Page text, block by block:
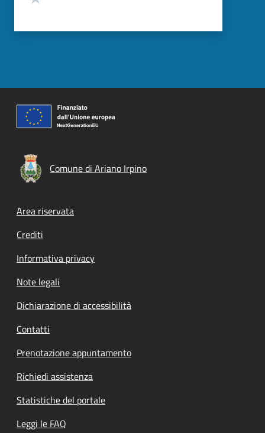
Comune di Ariano Irpino
Footer menu
Area riservata
Crediti
Informativa privacy
Note legali
Dichiarazione di accessibilità
Contatti
Prenotazione appuntamento
Richiedi assistenza
Statistiche del portale
Leggi le FAQ